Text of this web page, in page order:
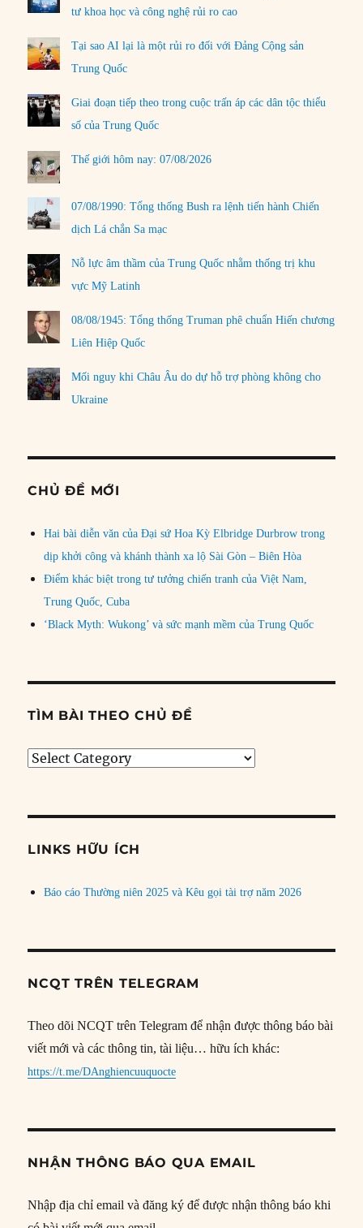
tư khoa học và công nghệ rủi ro cao
Tại sao AI lại là một rủi ro đối với Đảng Cộng sản
Trung Quốc
Giai đoạn tiếp theo trong cuộc trấn áp các dân tộc thiểu
số của Trung Quốc
Thế giới hôm nay: 07/08/2026
07/08/1990: Tổng thống Bush ra lệnh tiến hành Chiến
dịch Lá chắn Sa mạc
Nỗ lực âm thầm của Trung Quốc nhằm thống trị khu
vực Mỹ Latinh
08/08/1945: Tổng thống Truman phê chuẩn Hiến chương
Liên Hiệp Quốc
Mối nguy khi Châu Âu do dự hỗ trợ phòng không cho
Ukraine
CHỦ ĐỀ MỚI
Hai bài diễn văn của Đại sứ Hoa Kỳ Elbridge Durbrow trong
dịp khởi công và khánh thành xa lộ Sài Gòn – Biên Hòa
Điểm khác biệt trong tư tưởng chiến tranh của Việt Nam,
Trung Quốc, Cuba
‘Black Myth: Wukong’ và sức mạnh mềm của Trung Quốc
TÌM BÀI THEO CHỦ ĐỀ
Tìm
đề
LINKS HỮU ÍCH
Báo cáo Thường niên 2025 và Kêu gọi tài trợ năm 2026
NCQT TRÊN TELEGRAM
Theo dõi NCQT trên Telegram để nhận được thông báo bài
viết mới và các thông tin, tài liệu… hữu ích khác:
https://t.me/DAnghiencuuquocte
NHẬN THÔNG BÁO QUA EMAIL
Nhập địa chỉ email và đăng ký để được nhận thông báo khi